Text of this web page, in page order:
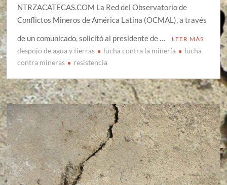
NTRZACATECAS.COM La Red del Observatorio de
Conflictos Mineros de América Latina (OCMAL), a través
de un comunicado, solicitó al presidente de …
LEER MÁS
despojo de agua y tierras lucha contra la minería
lucha
contra mineras
resistencia